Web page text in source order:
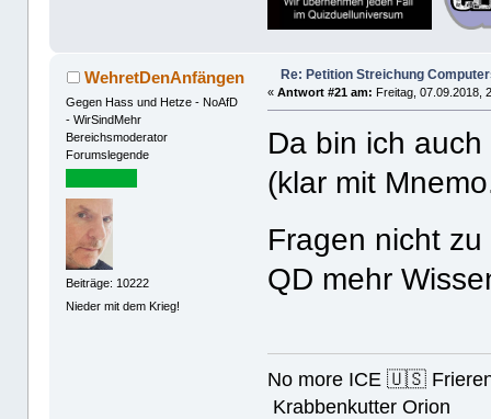
WehretDenAnfängen
Gegen Hass und Hetze - NoAfD
- WirSindMehr
Bereichsmoderator
Forumslegende
Beiträge: 10222
Nieder mit dem Krieg!
Re: Petition Streichung
«Antwort #21 am: Freitag, 07.09.2018,
Da bin ich
(klar mit
Fragen nicht
QD mehr
No more ICE 🇺🇸
Krabbenkutter Orion